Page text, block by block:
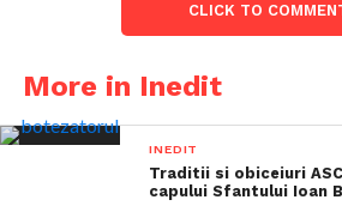
CLICK TO
More in Inedit
INEDIT
Traditii si obiceiuri
capului Sfantului Ioan